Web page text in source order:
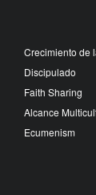
Crecimiento de
Discipulado
Faith Sharing
Alcance
Ecumenism